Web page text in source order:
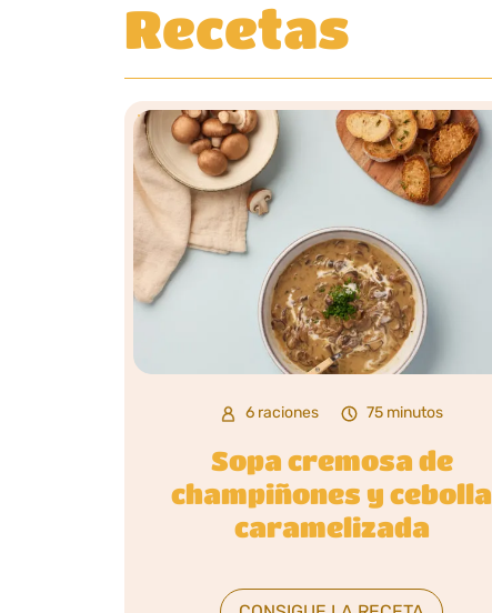
Recetas
6 raciones 75 minutos
Sopa cremosa de
champiñones y cebolla
caramelizada